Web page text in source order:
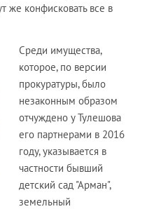
же конфисковать все в
Среди имущества,
которое, по версии
прокуратуры, было
незаконным образом
отчуждено у Тулешова
его партнерами в 2016
году, указывается в
частности бывший
детский сад "Арман",
земельный